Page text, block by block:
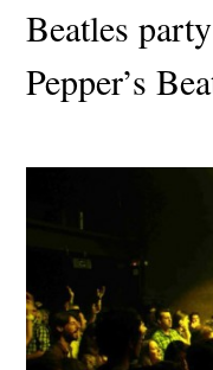
Beatles
Pepper’s